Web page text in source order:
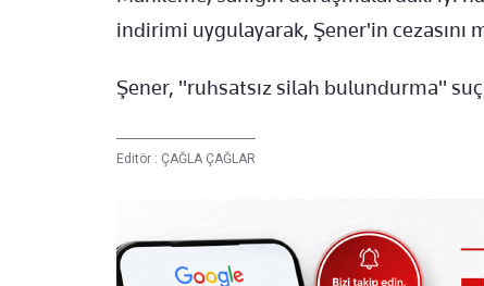
indirimi uygulayarak, Şener'in cezasını
Şener, "ruhsatsız silah bulundurma"
Editör : ÇAĞLA ÇAĞLAR